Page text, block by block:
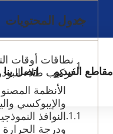
مقاطع الفيديو اتصل بنا
جدول المحتويات
نطاقات أوقات
تركيب طلاء
الأنظمة
والإيبوكسي
النوافذ